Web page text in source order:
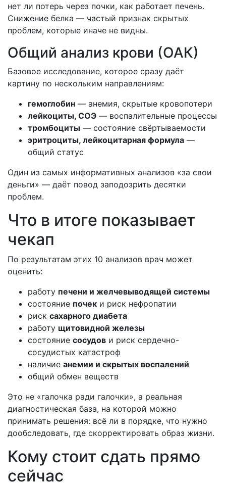
нет ли потерь через почки, как работает печень.
Снижение белка — частый признак скрытых
проблем, которые иначе не видны.
Общий анализ крови (ОАК)
Базовое исследование, которое сразу даёт
картину по нескольким направлениям:
гемоглобин — анемия, скрытые кровопотери
лейкоциты, СОЭ — воспалительные процессы
тромбоциты — состояние свёртываемости
эритроциты, лейкоцитарная формула —
общий статус
Один из самых информативных анализов «за свои
деньги» — даёт повод заподозрить десятки
проблем.
Что в итоге показывает
чекап
По результатам этих 10 анализов врач может
оценить:
работу печени и желчевыводящей системы
состояние почек и риск нефропатии
риск сахарного диабета
работу щитовидной железы
состояние сосудов и риск сердечно-
сосудистых катастроф
наличие анемии и скрытых воспалений
общий обмен веществ
Это не «галочка ради галочки», а реальная
диагностическая база, на которой можно
принимать решения: всё ли в порядке, что нужно
дообследовать, где скорректировать образ жизни.
Кому стоит сдать прямо
сейчас